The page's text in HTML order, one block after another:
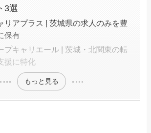
3選
リアプラス | 茨城県の求人のみを豊
保有
プキャリエール | 茨城・北関東の転
援に特化
もっと見る